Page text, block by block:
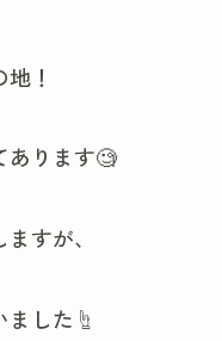
！
あります🧐
すが、
ました☝